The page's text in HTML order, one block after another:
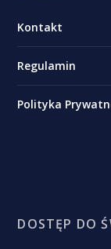
Kontakt
Regulamin
Polityka
DOSTĘP DO